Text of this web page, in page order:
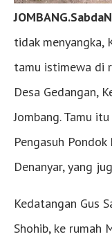
tidak menyangka,
tamu istimewa di
Desa Gedangan,
Jombang. Tamu
Pengasuh
Denanyar, yang
Kedatangan Gus
Shohib, ke rumah